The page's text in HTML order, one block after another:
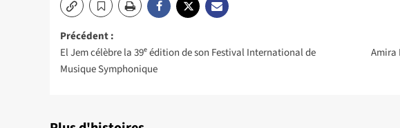
Navigation
d’article
Précédent :
El Jem célèbre la 39ᵉ édition de son Festival International de
Musique Symphonique
Amira